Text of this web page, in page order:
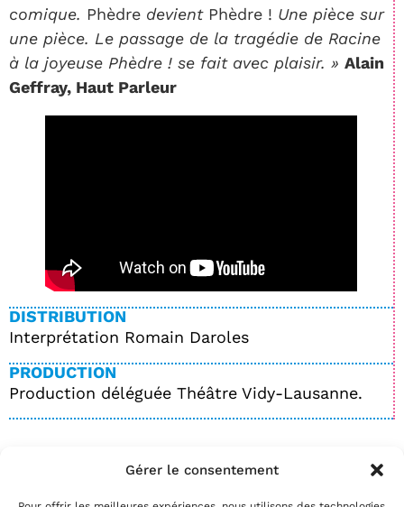
Gérer le consentement
comique. Phèdre devient Phèdre ! Une pièce sur
une pièce. Le passage de la tragédie de Racine
à la joyeuse Phèdre ! se fait avec plaisir. » Alain
Geffray, Haut Parleur
DISTRIBUTION
Interprétation Romain Daroles
PRODUCTION
Production déléguée Théâtre Vidy-Lausanne.